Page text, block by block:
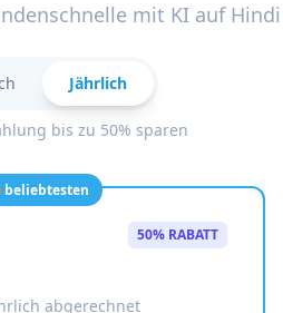
mit KI auf Hindi
Jährlich
bis zu 50% sparen
beliebtesten
50% RABATT
abgerechnet